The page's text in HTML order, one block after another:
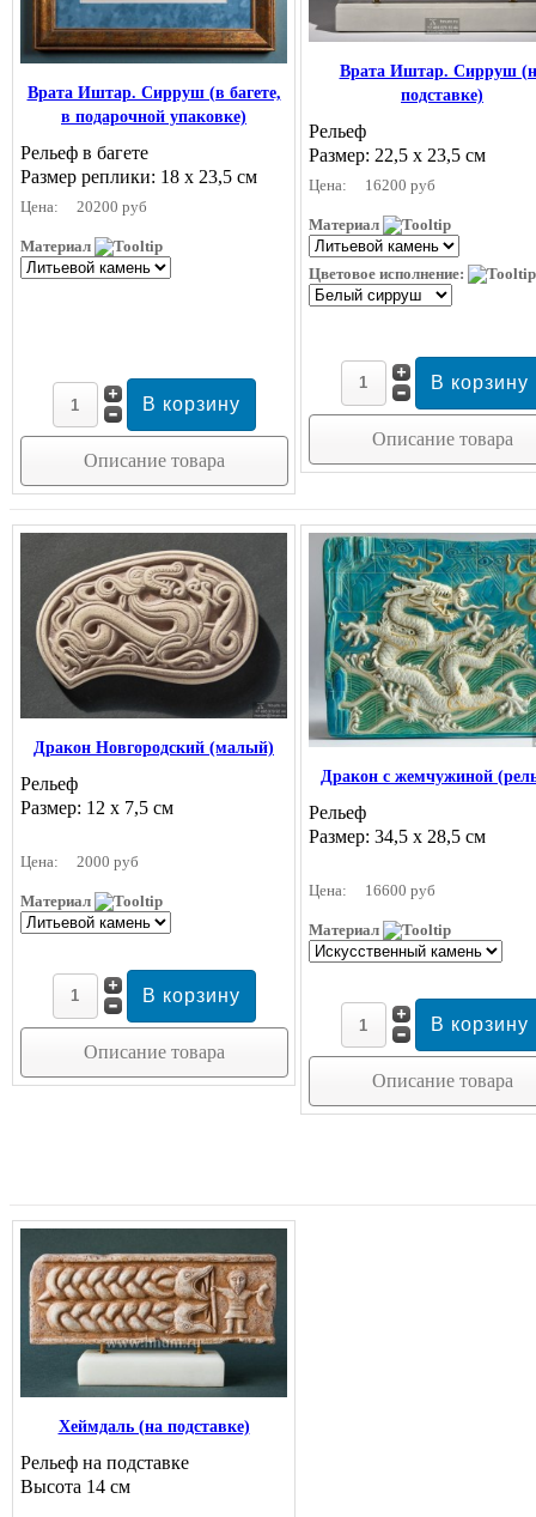
Врата Иштар. Сирруш (в багете,
в подарочной упаковке)
Рельеф в багете
Размер реплики: 18 х 23,5 см
Цена: 20200 руб
Материал
Описание товара
Врата Иштар. Сирруш
подставке)
Рельеф
Размер: 22,5 х 23,5 см
Цена: 16200 руб
Материал
Цветовое исполнение:
Описание товара
Дракон Новгородский (малый)
Рельеф
Размер: 12 х 7,5 см
Цена: 2000 руб
Материал
Описание товара
Дракон с жемчужиной
Рельеф
Размер: 34,5 х 28,5 см
Цена: 16600 руб
Материал
Описание товара
Хеймдаль (на подставке)
Рельеф на подставке
Высота 14 см